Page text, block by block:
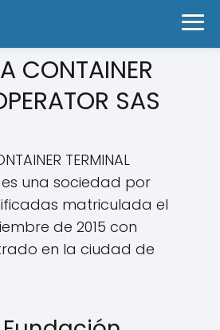
CONTAINER
SAS
TERMINAL
es una sociedad por
matriculada el
de 2015 con
en la ciudad de